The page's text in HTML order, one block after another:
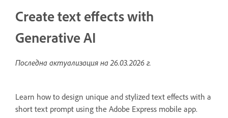
Create text effects with
Generative AI
Последна актуализация на26.03.2026 г.
Learn how to design unique and stylized text effects with a
short text prompt using the Adobe Express mobile app.